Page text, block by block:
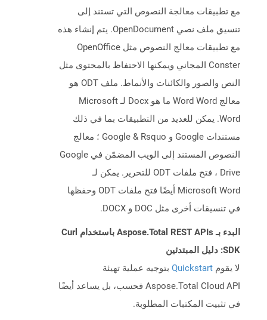
مع تطبيقات معالجة النصوص التي تستند إلى
تنسيق ملف نصي OpenDocument. يتم إنشاء هذه
مع تطبيقات معالج النصوص مثل OpenOffice
Conster المجاني ويمكنها الاحتفاظ بالمحتوى مثل
النص والصور والكائنات والأنماط. ملف ODT هو
معالج Word Word ما هو Docx لـ Microsoft
Word. يمكن للعديد من التطبيقات بما في ذلك
مستندات Google و Google & Rsquo ؛ معالج
النصوص المستند إلى الويب المضمّن في Google
Drive ، فتح ملفات ODT للتحرير. يمكن لـ
Microsoft Word أيضًا فتح ملفات ODT وحفظها
في تنسيقات أخرى مثل DOC و DOCX.
البدء بـ Aspose.Total REST APIs باستخدام Curl
SDK: دليل المبتدئين
لا يقوم Quickstart بتوجيه عملية تهيئة
Aspose.Total Cloud API فحسب، بل يساعد أيضًا
في تثبيت المكتبات المطلوبة.